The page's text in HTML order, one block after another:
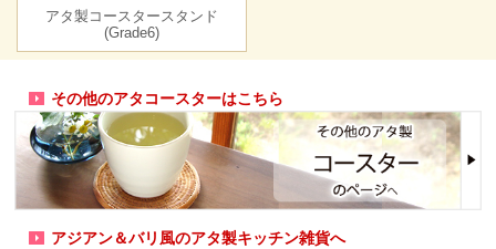
アタ製コースタースタンド
(Grade6)
その他のアタコースターはこちら
アジアン＆バリ風のアタ製キッチン雑貨へ